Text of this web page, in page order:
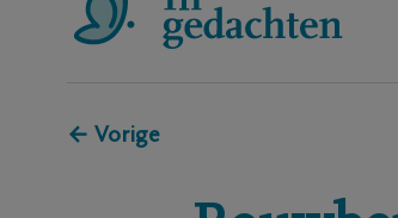
← Vorige